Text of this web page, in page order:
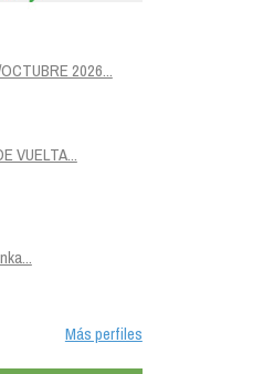
2026...
VUELTA...
Más perfiles